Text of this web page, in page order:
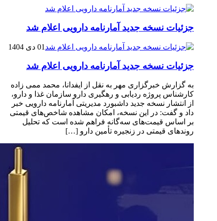
جزئیات نسخه جدید آمارنامه دارویی اعلام شد
01 دی 1404
جزئیات نسخه جدید آمارنامه دارویی اعلام شد
به گزارش خبرگزاری مهر به نقل از ایفدانا، محمد ممی زاده
کارشناس پروژه ردیابی و رهگیری دارو سازمان غذا و دارو،
از انتشار نسخه جدید داشبورد مدیریتی آمارنامه دارویی خبر
داد و گفت: در این نسخه، امکان مشاهده شاخص‌های قیمتی
بر اساس قیمت‌های سه‌گانه فراهم شده است که تحلیل
روندهای قیمتی در زنجیره تأمین دارو […]